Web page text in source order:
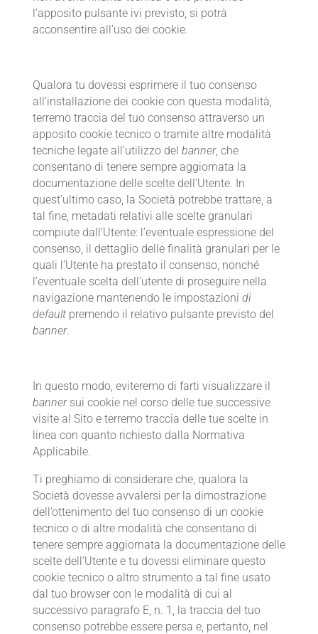
l’apposito pulsante ivi previsto, si potrà
acconsentire all’uso dei cookie.
Qualora tu dovessi esprimere il tuo consenso
all’installazione dei cookie con questa modalità,
terremo traccia del tuo consenso attraverso un
apposito cookie tecnico o tramite altre modalità
tecniche legate all’utilizzo del banner, che
consentano di tenere sempre aggiornata la
documentazione delle scelte dell’Utente. In
quest’ultimo caso, la Società potrebbe trattare, a
tal fine, metadati relativi alle scelte granulari
compiute dall’Utente: l’eventuale espressione del
consenso, il dettaglio delle finalità granulari per le
quali l’Utente ha prestato il consenso, nonché
l’eventuale scelta dell’utente di proseguire nella
navigazione mantenendo le impostazioni di
defaultpremendo il relativo pulsante previsto del
banner.
In questo modo, eviteremo di farti visualizzare il
bannersui cookie nel corso delle tue successive
visite al Sito e terremo traccia delle tue scelte in
linea con quanto richiesto dalla Normativa
Applicabile.
Ti preghiamo di considerare che, qualora la
Società dovesse avvalersi per la dimostrazione
dell’ottenimento del tuo consenso di un cookie
tecnico o di altre modalità che consentano di
tenere sempre aggiornata la documentazione delle
scelte dell’Utente e tu dovessi eliminare questo
cookie tecnico o altro strumento a tal fine usato
dal tuo browser con le modalità di cui al
successivo paragrafo E, n. 1, la traccia del tuo
consenso potrebbe essere persa e, pertanto, nel